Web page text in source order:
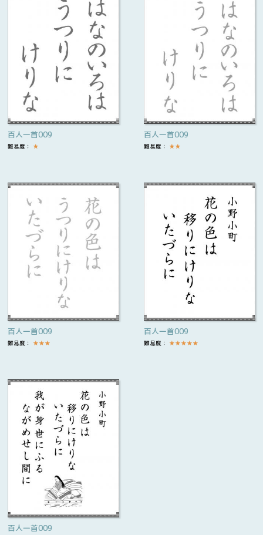
百人一首009
難易度： ★
百人一首009
難易度： ★★
百人一首009
難易度： ★★★
百人一首009
難易度： ★★★★★
百人一首009